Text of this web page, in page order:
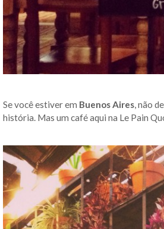
Se você estiver em Buenos Aires, não
história. Mas um café aqui na Le Pain